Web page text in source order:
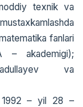
tеxnik va
fanlari
– akadеmigi);
va
1992 – yil 28 –